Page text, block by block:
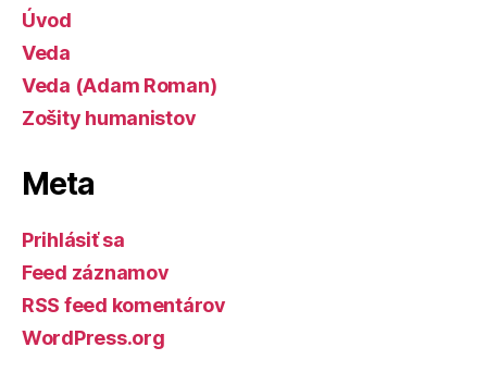
Úvod
Veda
Veda (Adam Roman)
Zošity humanistov
Meta
Prihlásiť sa
Feed záznamov
RSS feed komentárov
WordPress.org